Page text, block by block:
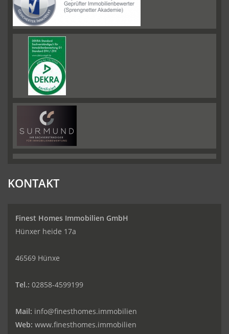
KONTAKT
Finest Homes Immobilien GmbH
Hünxer heide 17a
46569 Hünxe
Tel.: 02858-4599199
Mail: info@finesthomes.immobilien
Web: www.finesthomes.immobilien